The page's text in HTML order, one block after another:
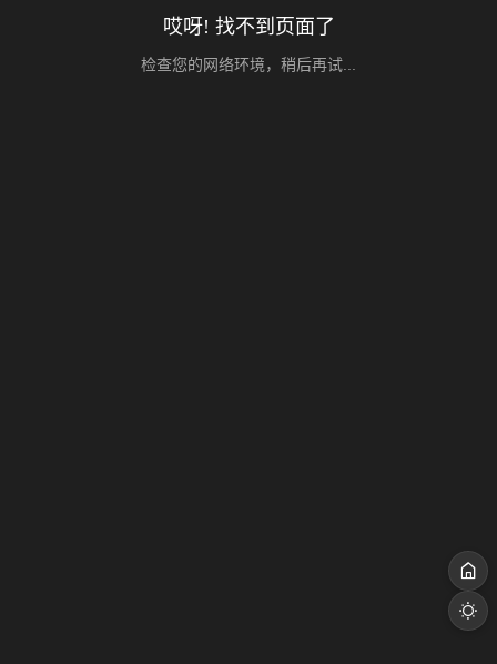
哎呀! 找不到页面了
检查您的网络环境，稍后再试...